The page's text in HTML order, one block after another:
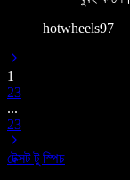
hotwheels97
1
23
...
23
টেক্সট টু স্পিচ